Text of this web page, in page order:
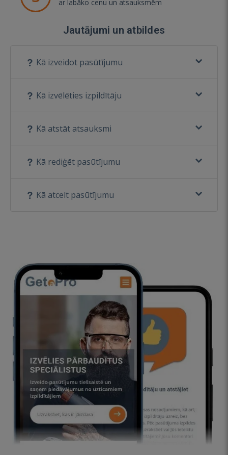
ar labāko cenu un atsauksmēm
Jautājumi un atbildes
Kā izveidot pasūtījumu
Kā izvēlēties izpildītāju
Kā atstāt atsauksmi
Kā rediģēt pasūtījumu
Kā atcelt pasūtījumu